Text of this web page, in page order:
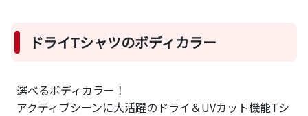
ドライTシャツのボディカラー
選べるボディカラー！
アクティブシーンに大活躍のドライ＆UVカット機能Tシ